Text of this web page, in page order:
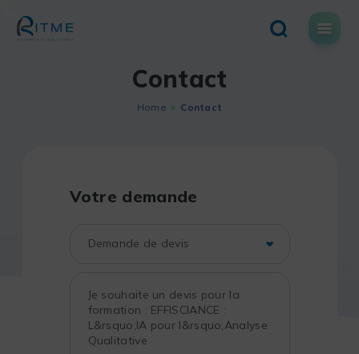
content
Contact
Home Contact
Votre demande